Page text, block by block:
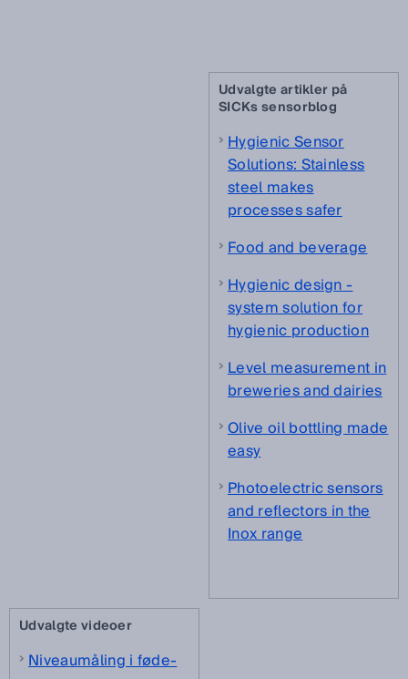
Udvalgte artikler på
SICKs sensorblog
Hygienic Sensor
Solutions: Stainless
steel makes
processes safer
Food and beverage
Hygienic design -
system solution for
hygienic production
Level measurement in
breweries and dairies
Olive oil bottling made
easy
Photoelectric sensors
and reflectors in the
Inox range
Udvalgte videoer
Niveaumåling i føde-